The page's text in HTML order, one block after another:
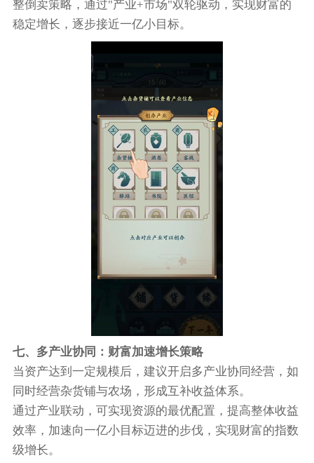
整倒卖策略，通过"产业+市场"双轮驱动，实现财富的
稳定增长，逐步接近一亿小目标。
七、多产业协同：财富加速增长策略
当资产达到一定规模后，建议开启多产业协同经营，如
同时经营杂货铺与农场，形成互补收益体系。
通过产业联动，可实现资源的最优配置，提高整体收益
效率，加速向一亿小目标迈进的步伐，实现财富的指数
级增长。